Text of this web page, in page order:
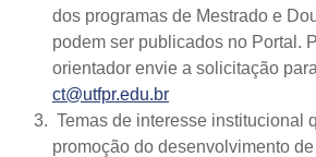
dos programas de Mestrado e
podem ser publicados no Portal.
orientador envie a solicitação para
ct@utfpr.edu.br
Temas de interesse institucional
promoção do desenvolvimento